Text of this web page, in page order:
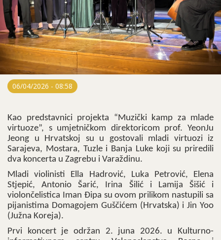
06/04/2026 - 08:58
Kao predstavnici projekta “Muzički kamp za mlade
virtuoze”, s umjetničkom direktoricom prof. YeonJu
Jeong u Hrvatskoj su u gostovali mladi virtuozi iz
Sarajeva, Mostara, Tuzle i Banja Luke koji su priredili
dva koncerta u Zagrebu i Varaždinu.
Mladi violinisti Ella Hadrović, Luka Petrović, Elena
Stjepić, Antonio Šarić, Irina Šilić i Lamija Šišić i
violončelistica Iman Đipa su ovom prilikom nastupili sa
pijanistima Domagojem Guščićem (Hrvatska) i Jin Yoo
(Južna Koreja).
Prvi koncert je održan 2. juna 2026. u Kulturno-